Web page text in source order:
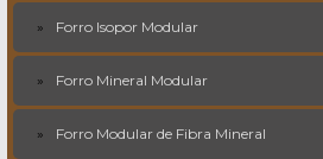
Forro Isopor Modular
Forro Mineral Modular
Forro Modular de Fibra Mineral